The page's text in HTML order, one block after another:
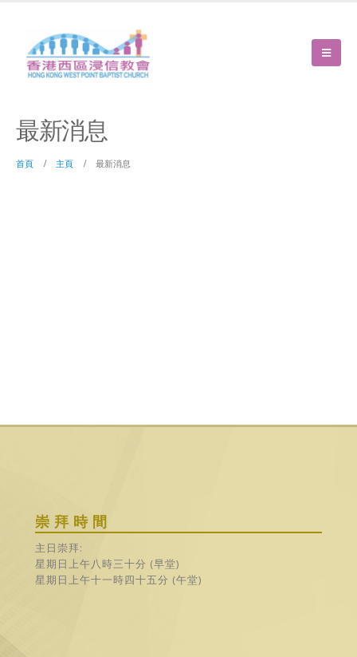
最新消息
首頁 主頁 最新消息
崇拜時間
主日崇拜:
星期日上午八時三十分 (早堂)
星期日上午十一時四十五分 (午堂)